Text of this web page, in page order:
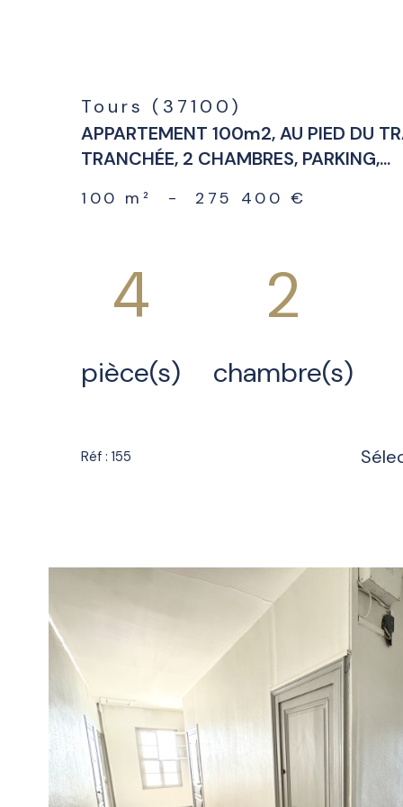
Tours (37100)
APPARTEMENT 100m2, AU PIED DU
TRANCHÉE, 2 CHAMBRES, PARKING,...
100 m² - 275 400 €
4
pièce(s)
2
chambre(s)
Réf : 155
voir le